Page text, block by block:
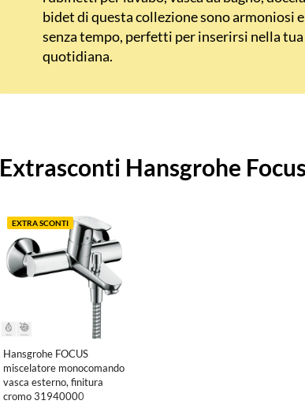
bidet di questa collezione sono armoniosi e
senza tempo, perfetti per inserirsi nella
quotidiana.
in
Extrasconti Hansgrohe Focus
EXTRA SCONTI
Hansgrohe FOCUS
miscelatore monocomando
vasca esterno, finitura
cromo 31940000